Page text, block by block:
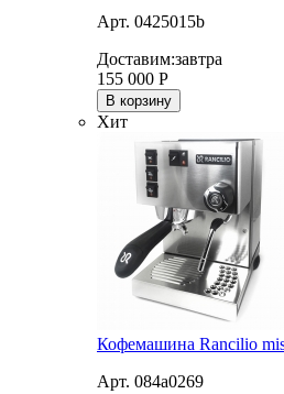
Арт. 0425015b
Доставим:завтра
155 000 Р
В корзину
Хит
Кофемашина Rancilio
Арт. 084a0269